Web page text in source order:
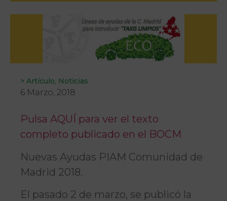
> Artículo, Noticias
6 Marzo, 2018
Pulsa AQUÍ para ver el texto
completo publicado en el BOCM
Nuevas Ayudas PIAM Comunidad de
Madrid 2018.
El pasado 2 de marzo, se publicó la